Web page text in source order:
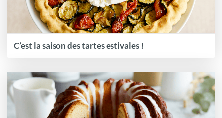
C’est la saison des tartes estivales !